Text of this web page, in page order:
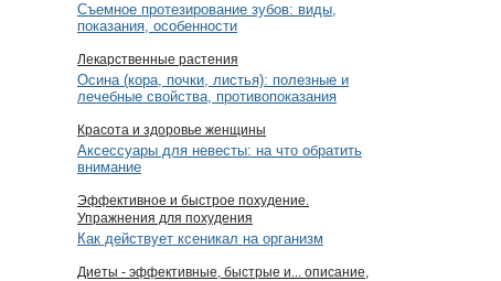
Съемное протезирование зубов: виды,
показания, особенности
Лекарственные растения
Осина (кора, почки, листья): полезные и
лечебные свойства, противопоказания
Красота и здоровье женщины
Аксессуары для невесты: на что обратить
внимание
Эффективное и быстрое похудение.
Упражнения для похудения
Как действует ксеникал на организм
Диеты - эффективные, быстрые и... описание,